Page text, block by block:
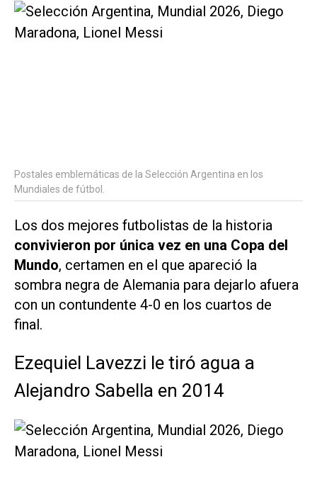
Postales emblemáticas de la Selección Argentina en los
Mundiales de fútbol.
Los dos mejores futbolistas de la historia
convivieron por única vez en una Copa del
Mundo, certamen en el que apareció la
sombra negra de Alemania para dejarlo afuera
con un contundente 4-0 en los cuartos de
final.
Ezequiel Lavezzi le tiró agua a
Alejandro Sabella en 2014